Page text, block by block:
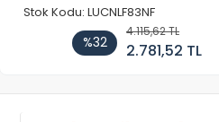
Stok Kodu: LUCNLF83NF
%32
4.115,62 TL
2.781,52 TL